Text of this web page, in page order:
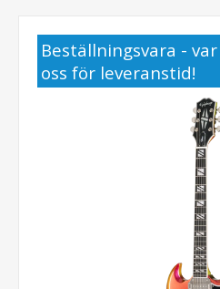
Beställningsvara -
oss för leveranstid!